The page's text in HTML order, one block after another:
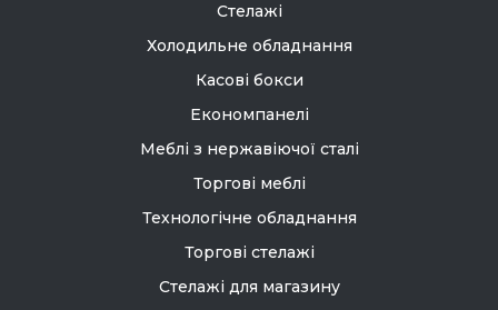
Стелажі
Холодильне обладнання
Касові бокси
Економпанелі
Меблі з нержавіючої сталі
Торгові меблі
Технологічне обладнання
Торгові стелажі
Стелажі для магазину